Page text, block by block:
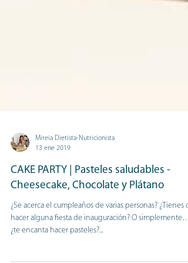
Mireia Dietista-Nutricionista
13 ene 2019
CAKE PARTY | Pasteles saludables -
Cheesecake, Chocolate y Plátano
hacer alguna fiesta de inauguración? O simplemente…